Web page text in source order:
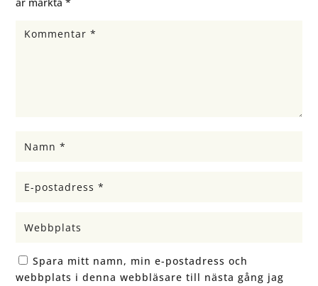
är märkta*
Spara mitt namn, min e-postadress och
webbplats i denna webbläsare till nästa gång jag